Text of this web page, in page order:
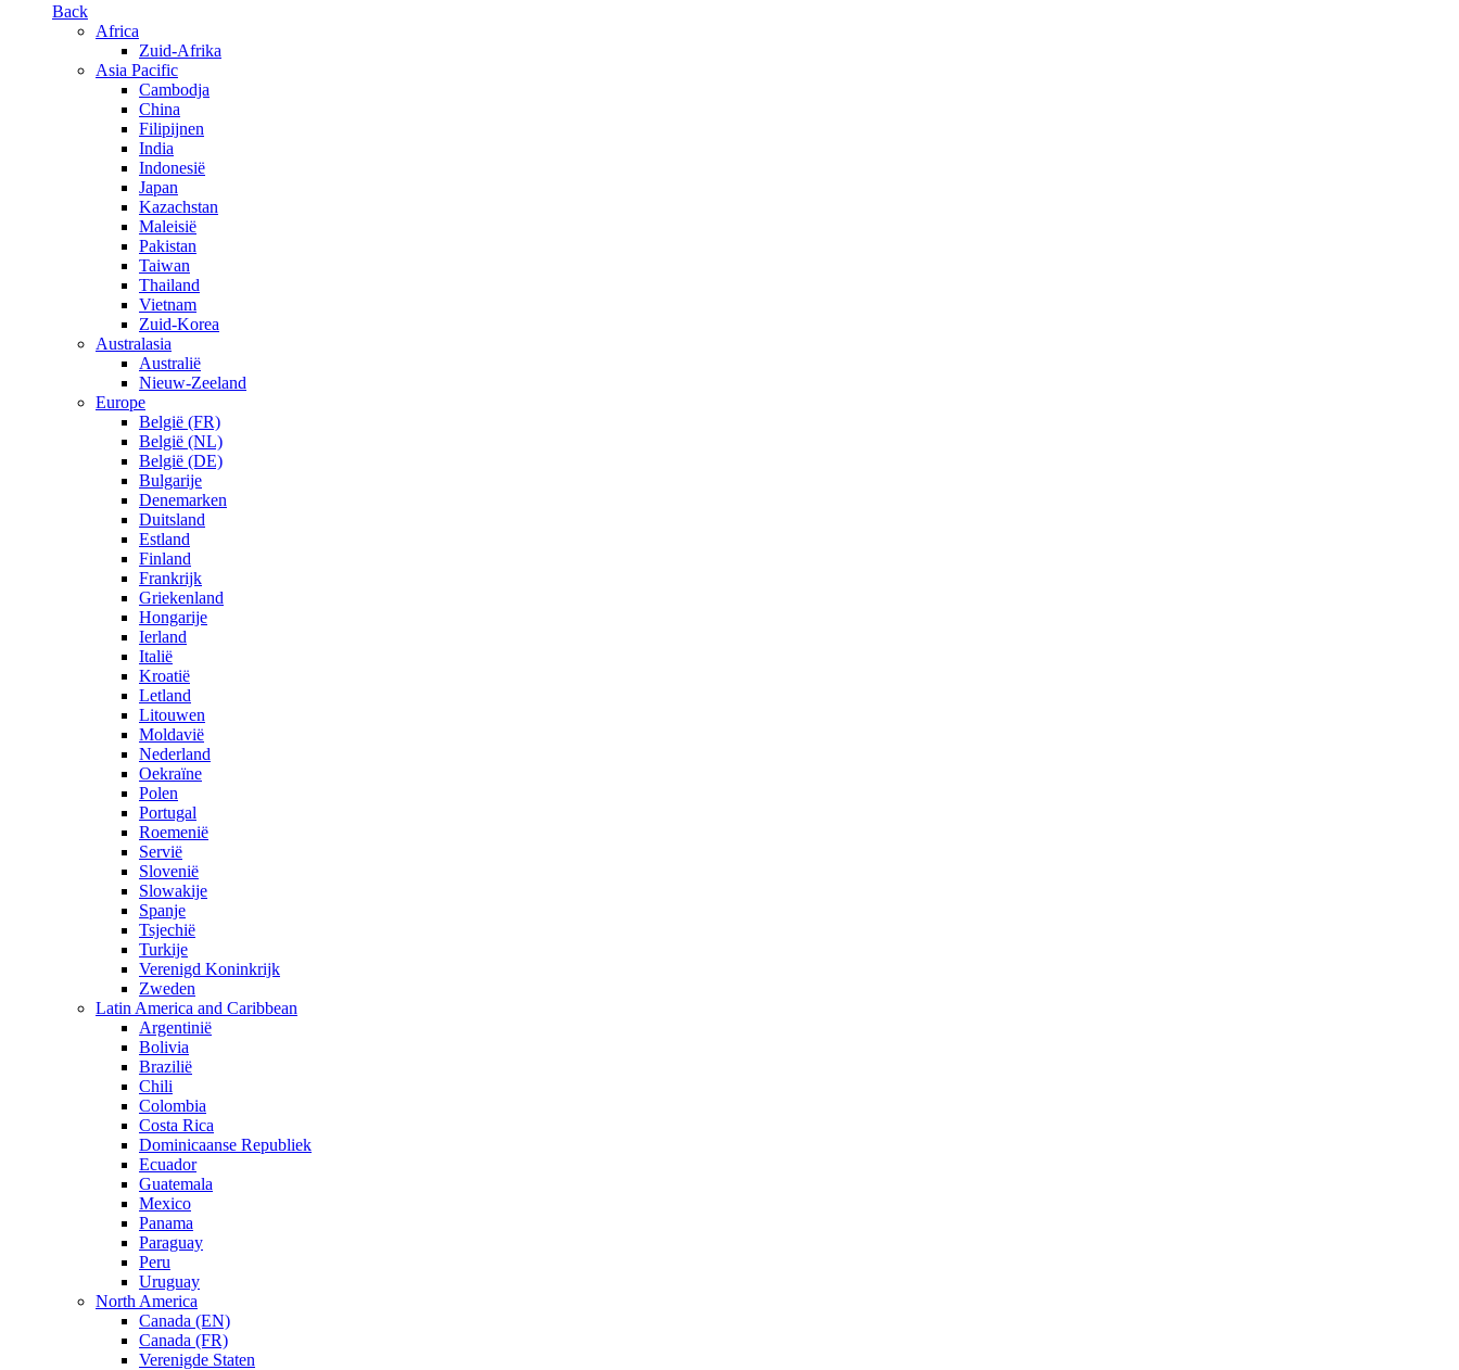
Back
Africa
Zuid-Afrika
Asia Pacific
Cambodja
China
Filipijnen
India
Indonesië
Japan
Kazachstan
Maleisië
Pakistan
Taiwan
Thailand
Vietnam
Zuid-Korea
Australasia
Australië
Nieuw-Zeeland
Europe
België (FR)
België (NL)
België (DE)
Bulgarije
Denemarken
Duitsland
Estland
Finland
Frankrijk
Griekenland
Hongarije
Ierland
Italië
Kroatië
Letland
Litouwen
Moldavië
Nederland
Oekraïne
Polen
Portugal
Roemenië
Servië
Slovenië
Slowakije
Spanje
Tsjechië
Turkije
Verenigd Koninkrijk
Zweden
Latin America and Caribbean
Argentinië
Bolivia
Brazilië
Chili
Colombia
Costa Rica
Dominicaanse Republiek
Ecuador
Guatemala
Mexico
Panama
Paraguay
Peru
Uruguay
North America
Canada (EN)
Canada (FR)
Verenigde Staten